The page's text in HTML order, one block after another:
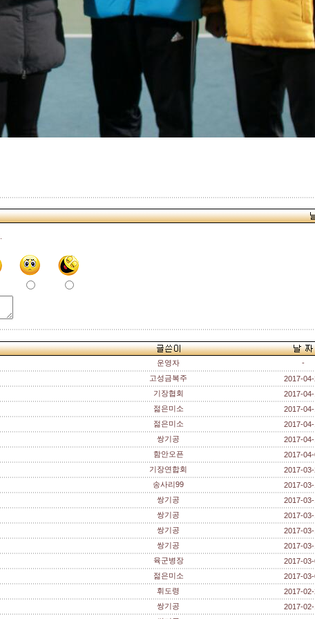
운영자
-
고성금복주
2017-
기장협회
2017-
젊은미소
2017-
젊은미소
2017-
쌍기공
2017-
함안오픈
2017-
기장연합회
2017-
송사리99
2017-
쌍기공
2017-
쌍기공
2017-
쌍기공
2017-
쌍기공
2017-
육군병장
2017-
젊은미소
2017-
휘도령
2017-
쌍기공
2017-